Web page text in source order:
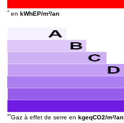
* en kWhEP/m²/an
**Gaz à effet de serre en kgeqCO2/m²/an